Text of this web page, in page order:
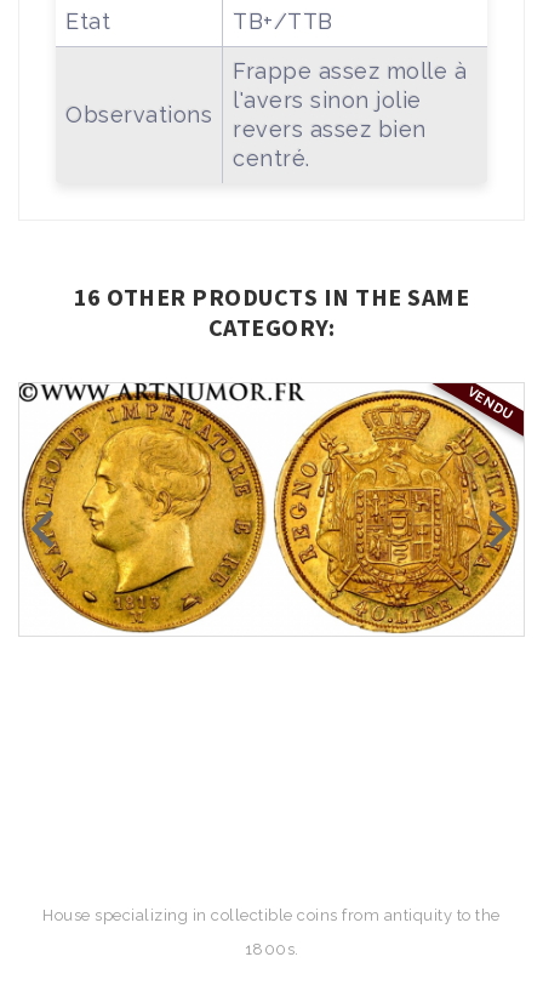
Etat
TB+/TTB
Observations
Frappe assez molle à
l'avers sinon jolie
revers assez bien
centré.
16 OTHER PRODUCTS IN THE SAME
CATEGORY:
VENDU
House specializing in collectible coins from antiquity to the
1800s.